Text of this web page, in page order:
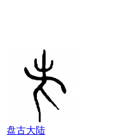
盘古大陆